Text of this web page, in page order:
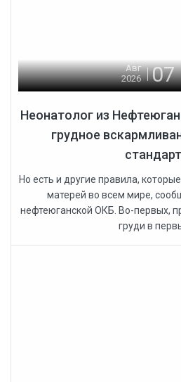
Авг
2026
07
Неонатолог из
грудное
Но есть и другие правила,
матерей во всем мире,
нефтеюганской ОКБ. Во-первых,
груди в